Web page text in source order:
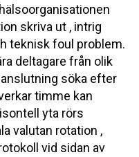
skriva ut , intrig
teknisk foul problem.
deltagare från olik
​​söka efter
timme kan
yta rörs
valutan rotation ,
vid sidan av